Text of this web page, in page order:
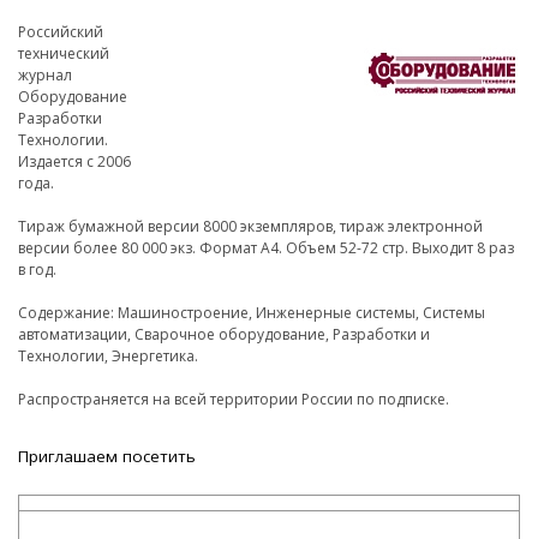
Российский
технический
журнал
Оборудование
Разработки
Технологии.
Издается с 2006
года.
Тираж бумажной версии 8000 экземпляров, тираж электронной
версии более 80 000 экз. Формат А4. Объем 52-72 стр. Выходит 8 раз
в год.
Содержание: Машиностроение, Инженерные системы, Системы
автоматизации, Сварочное оборудование, Разработки и
Технологии, Энергетика.
Распространяется на всей территории России по подписке.
Приглашаем посетить